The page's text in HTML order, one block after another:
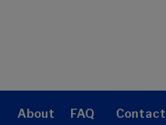
About FAQ Contact